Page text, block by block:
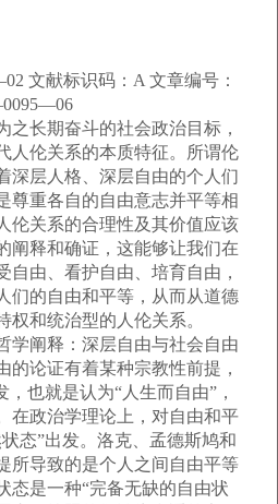
文献标识码：A 文章编号：
长期奋斗的社会政治目标，
人伦关系的本质特征。所谓伦
深层人格、深层自由的个人们
尊重各自的自由意志并平等相
伦关系的合理性及其价值应该
阐释和确证，这能够让我们在
自由、看护自由、培育自由，
们的自由和平等，从而从道德
权和统治型的人伦关系。
阐释：深层自由与社会自由
论证有着某种宗教性前提，
，也就是认为“人生而自由”，
在政治学理论上，对自由和平
态”出发。洛克、孟德斯鸠和
所导致的是个人之间自由平等
态是一种“完备无缺的自由状